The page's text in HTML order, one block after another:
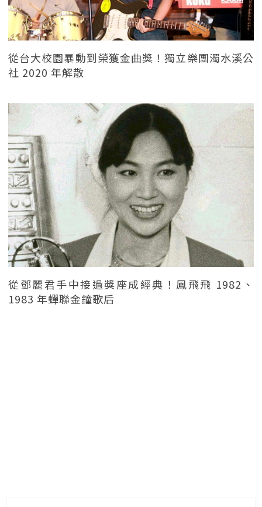
從台大校園暴動到榮獲金曲獎！獨立樂團濁水溪公
社 2020 年解散
從鄧麗君手中接過獎座成經典！鳳飛飛 1982、
1983 年蟬聯金鐘歌后